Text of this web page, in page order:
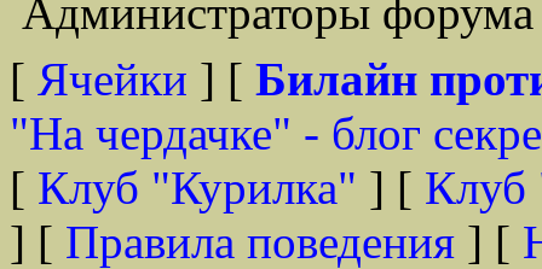
Администраторы
[ Ячейки ] [ Билайн
"На чердачке" - блог
[ Клуб "Курилка" ] [ Клуб
] [ Правила поведения ] [